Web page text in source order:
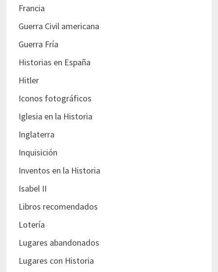
Francia
Guerra Civil americana
Guerra Fría
Historias en España
Hitler
Iconos fotográficos
Iglesia en la Historia
Inglaterra
Inquisición
Inventos en la Historia
Isabel II
Libros recomendados
Lotería
Lugares abandonados
Lugares con Historia